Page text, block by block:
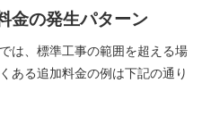
金の発生パターン
は、標準工事の範囲を超える場
ある追加料金の例は下記の通り